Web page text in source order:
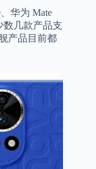
华为 Mate
数几款产品支
产品目前都